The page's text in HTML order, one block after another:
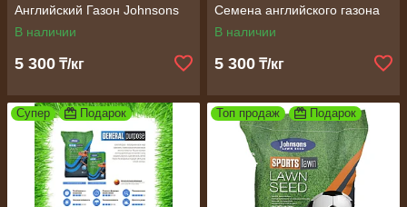
Английский Газон Johnsons
В наличии
5 300 ₸/кг
Семена английского газона
В наличии
5 300 ₸/кг
Супер Подарок Топ продаж Подарок